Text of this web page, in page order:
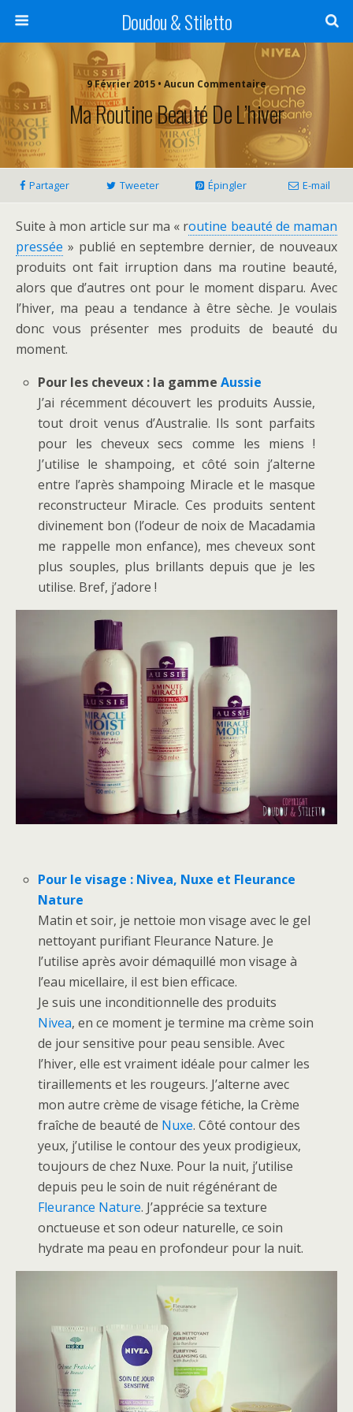
Doudou & Stiletto
9 Février 2015 • Aucun Commentaire
Ma Routine Beauté De L’hiver
Partager Tweeter Épingler E-mail
Suite à mon article sur ma « routine beauté de maman
pressée » publié en septembre dernier, de nouveaux
produits ont fait irruption dans ma routine beauté,
alors que d’autres ont pour le moment disparu. Avec
l’hiver, ma peau a tendance à être sèche. Je voulais
donc vous présenter mes produits de beauté du
moment.
Pour les cheveux : la gammeAussie
J’ai récemment découvert les produits Aussie,
tout droit venus d’Australie. Ils sont parfaits
pour les cheveux secs comme les miens !
J’utilise le shampoing, et côté soin j’alterne
entre l’après shampoing Miracle et le masque
reconstructeur Miracle. Ces produits sentent
divinement bon (l’odeur de noix de Macadamia
me rappelle mon enfance), mes cheveux sont
plus souples, plus brillants depuis que je les
utilise. Bref, j’adore !
Pour le visage : Nivea, Nuxe et Fleurance
Nature
Matin et soir, je nettoie mon visage avec le gel
nettoyant purifiant Fleurance Nature. Je
l’utilise après avoir démaquillé mon visage à
l’eau micellaire, il est bien efficace.
Je suis une inconditionnelle des produits
Nivea, en ce moment je termine ma crème soin
de jour sensitive pour peau sensible. Avec
l’hiver, elle est vraiment idéale pour calmer les
tiraillements et les rougeurs. J’alterne avec
mon autre crème de visage fétiche, la Crème
fraîche de beauté de Nuxe. Côté contour des
yeux, j’utilise le contour des yeux prodigieux,
toujours de chez Nuxe. Pour la nuit, j’utilise
depuis peu le soin de nuit régénérant de
Fleurance Nature. J’apprécie sa texture
onctueuse et son odeur naturelle, ce soin
hydrate ma peau en profondeur pour la nuit.